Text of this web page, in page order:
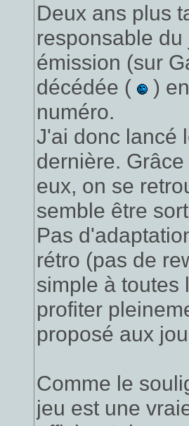
Deux ans plus
responsable
émission (sur
décédée (
)
numéro.
J'ai donc lancé
dernière.
eux, on se
semble être
Pas
rétro (pas de
simple à toutes
profiter
proposé aux
Comme le
jeu est une